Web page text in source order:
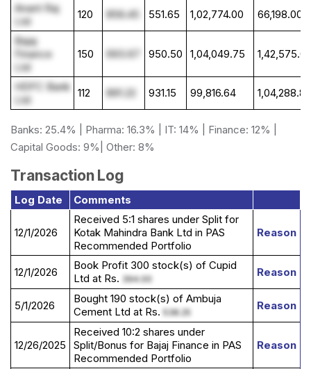
Anant Raj
Ltd
120 856.45 551.65 1,02,774.00
66,198.00
Bajaj
Finance
Ltd
150 693.67 950.50 1,04,049.75
HDFC Bank
Ltd
112 891.22 931.15 99,816.64 1,04,288.80
Banks: 25.4% | Pharma: 16.3% | IT: 14% | Finance: 12% |
Capital Goods: 9%| Other: 8%
Transaction Log
Log Date Comments
12/1/2026
Received 5:1 shares under Split for
Kotak Mahindra Bank Ltd in PAS
Recommended Portfolio
Reason
12/1/2026
Book Profit 300 stock(s) of Cupid
Ltd at Rs. 394.00
Reason
5/1/2026
Bought 190 stock(s) of Ambuja
Cement Ltd at Rs.538.25
Reason
12/26/2025
Received 10:2 shares under
Split/Bonus for Bajaj Finance in PAS
Recommended Portfolio
Reason